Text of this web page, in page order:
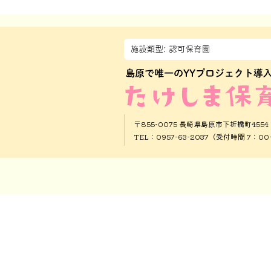
〒855-0075 長崎県島原市下折橋町4554
TEL：0957-63-2037（受付時間 7：00